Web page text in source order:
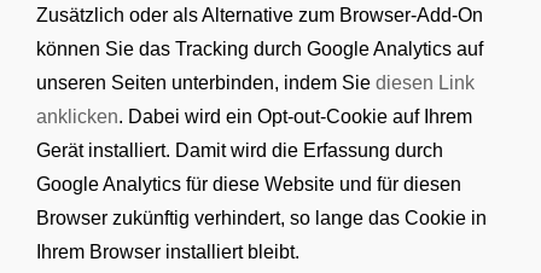
Zusätzlich oder als Alternative zum Browser-Add-On
können Sie das Tracking durch Google Analytics auf
unseren Seiten unterbinden, indem Sie diesen Link
anklicken. Dabei wird ein Opt-out-Cookie auf Ihrem
Gerät installiert. Damit wird die Erfassung durch
Google Analytics für diese Website und für diesen
Browser zukünftig verhindert, so lange das Cookie in
Ihrem Browser installiert bleibt.